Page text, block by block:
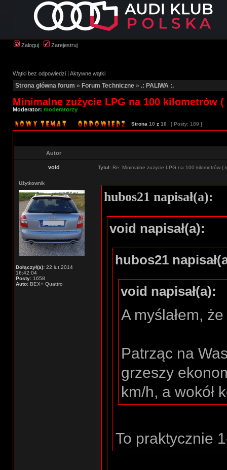
Zaloguj Zarejestruj
Wątki bez odpowiedzi | Aktywne wątki
Strona główna forum » Forum Techniczne » .: PALIWA :.
Minimalne zużycie LPG na 100 kilometrów
Moderator: moderatorzy
Strona 10 z 10 [ Posty: 189 ]
Autor
void Tytuł: Re: Minimalne zużycie LPG na 100 kilometrów (
Użytkownik
Dołączył(a): 22.lut.2014
16:42:04
Posty: 1658
Auto: BEX+ Quattro
hubos21 napisał(a):
void napisał(a):
hubos21
void napisał(a):
A myślałem,
Patrząc na
grzeszy
km/h, a wokół
To praktycznie